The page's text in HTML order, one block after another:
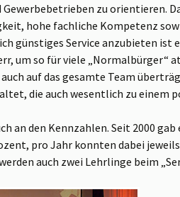
Gewerbebetrieben zu orientieren.
hohe fachliche Kompetenz
günstiges Service anzubieten ist
um so für viele „Normalbürger“
auf das gesamte Team
die auch wesentlich zu einem
an den Kennzahlen. Seit 2000 gab
pro Jahr konnten dabei jeweils
auch zwei Lehrlinge beim